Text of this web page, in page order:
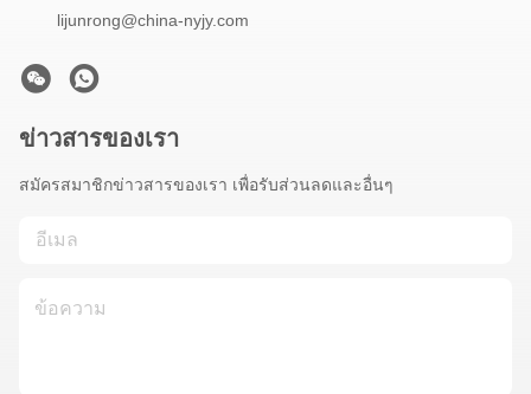
lijunrong@china-nyjy.com
ข่าวสารของเรา
สมัครสมาชิกข่าวสารของเรา เพื่อรับส่วนลดและอื่นๆ